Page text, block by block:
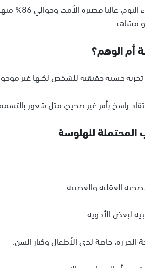
تحدث
مشاهد.
أم الوهم؟
حسية حقيقية للشخص لكنها غير
راسخ بأمر غير صحيح، مثل شعور
المحتملة للهلوسة
العقلية والعصبية.
لبعض الأدوية.
الحرارة، خاصة لدى الأطفال وكبار السن.